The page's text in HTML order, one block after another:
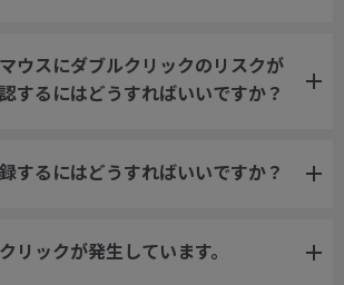
ウスにダブルクリックのリスクが
するにはどうすればいいですか？
するにはどうすればいいですか？
リックが発生しています。